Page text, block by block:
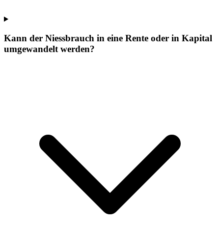
Kann der Niessbrauch in eine Rente oder in Kapital
umgewandelt werden?